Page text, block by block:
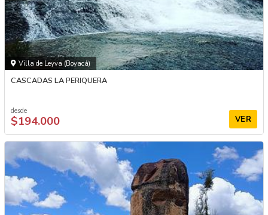
Villa de Leyva (Boyacá)
CASCADAS LA PERIQUERA
desde
$194.000 VER